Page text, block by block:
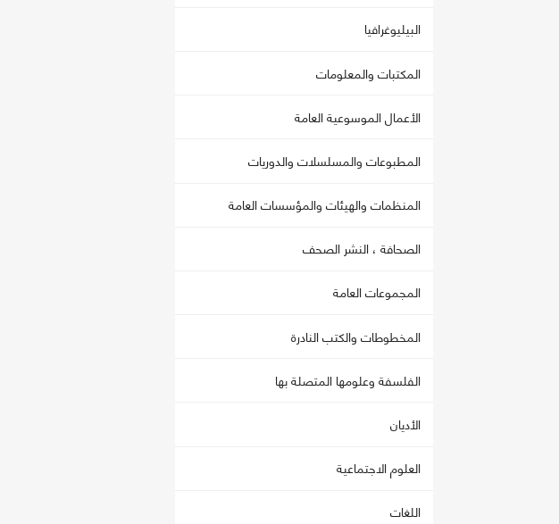
البيليوغرافيا
المكتبات والمعلومات
الأعمال الموسوعية العامة
المطبوعات والمسلسلات والدوريات
المنظمات والهيئات والمؤسسات العامة
الصحافة ، النشر الصحف
المجموعات العامة
المخطوطات والكتب النادرة
الفلسفة وعلومها المتصلة بها
الأديان
العلوم الاجتماعية
اللغات